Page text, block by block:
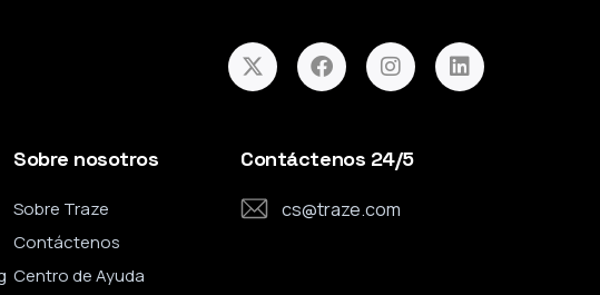
Sobre nosotros
Sobre Traze
Contáctenos
Centro de Ayuda
Contáctenos 24/5
cs@traze.com